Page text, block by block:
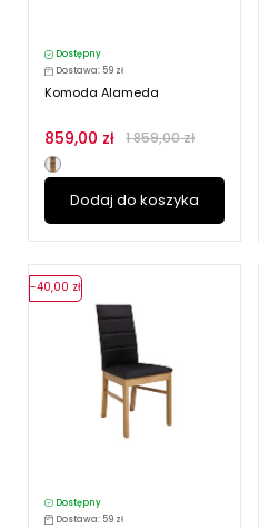
Dostępny
Dostawa: 59 zł
Komoda Alameda
859,00 zł 1 859,00 zł
Dodaj do koszyka
Dostępny
Dostawa: 59 zł
-40,00 zł